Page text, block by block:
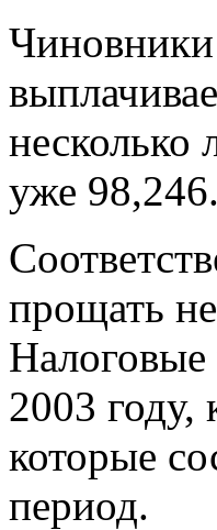
несколько
уже
прощать
Налоговые
2003 году,
которые
период.